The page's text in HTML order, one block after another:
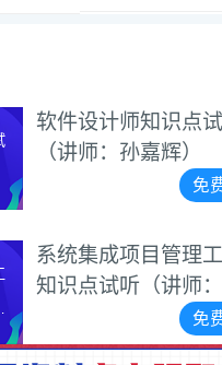
软件设计师知识点
（讲师：孙嘉辉）
免
系统集成项目管理
知识点试听（讲师
免